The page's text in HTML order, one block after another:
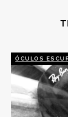
ÓCULOS